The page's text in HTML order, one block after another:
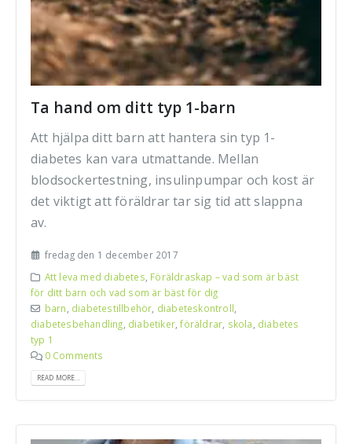
Ta hand om ditt typ 1-barn
Att hjälpa ditt barn att hantera sin typ 1-
diabetes kan vara utmattande. Mellan
blodsockertestning, insulinpumpar och kost är
det viktigt att föräldrar tar sig tid att slappna
av.
fredag den 1 december 2017
Att leva med diabetes Föräldraskap – vad som är bäst
för ditt barn och vad som är bäst för dig
barn diabetestillbehör diabeteskontroll
diabetesbehandling diabetiker ,föräldrar skola diabetes
typ 1
0 Comments
READ MORE...